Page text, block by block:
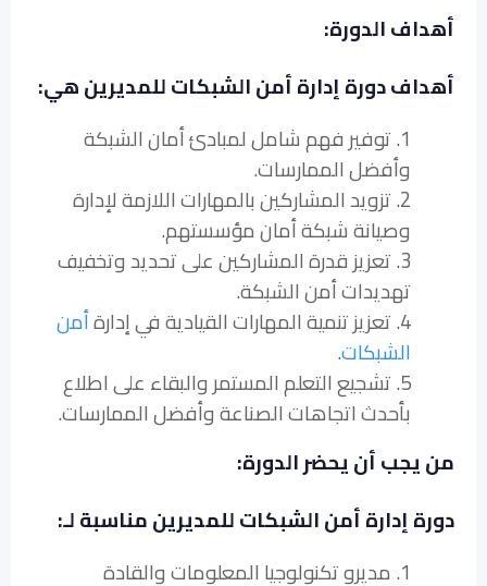
أهداف الدورة:
أهداف دورة إدارة أمن الشبكات للمديرين هي:
1. توفير فهم شامل لمبادئ أمان الشبكة
وأفضل الممارسات.
2. تزويد المشاركين بالمهارات اللازمة لإدارة
وصيانة شبكة أمان مؤسستهم.
3. تعزيز قدرة المشاركين على تحديد وتخفيف
تهديدات أمن الشبكة.
4. تعزيز تنمية المهارات القيادية في إدارة
أمن
الشبكات.
5. تشجيع التعلم المستمر والبقاء على اطلاع
بأحدث اتجاهات الصناعة وأفضل الممارسات.
من يجب أن يحضر الدورة:
دورة إدارة أمن الشبكات للمديرين مناسبة لـ:
1. مديرو تكنولوجيا المعلومات والقادة